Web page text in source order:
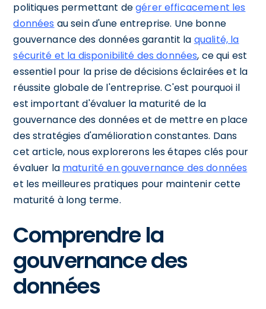
politiques permettant degérer efficacement les
données au sein d'une entreprise. Une bonne
gouvernance des données garantit la qualité, la
sécurité et la disponibilité des données, ce qui est
essentiel pour la prise de décisions éclairées et la
réussite globale de l'entreprise. C'est pourquoi il
est important d'évaluer la maturité de la
gouvernance des données et de mettre en place
des stratégies d'amélioration constantes. Dans
cet article, nous explorerons les étapes clés pour
évaluer la maturité en gouvernance des données
et les meilleures pratiques pour maintenir cette
maturité à long terme.
Comprendre la
gouvernance des
données